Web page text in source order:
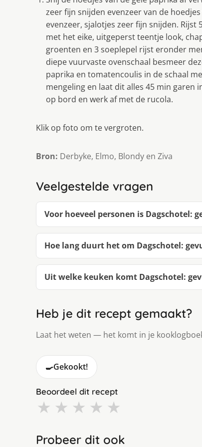
zeer fijn snijden evenzeer van de
evenzeer, sjalotjes zeer fijn snijden.
met het eike, uitgeperst teentje look,
groenten en 3 soeplepel rijst eronder
diepe vuurvaste ovenschaal besmeer
paprika en tomatencoulis in de schaal
mengeling en laat dit alles 45 min garen
op bord en werk af met de rucola.
Klik op foto om te vergroten.
Bron: Derbyke, Elmo, Blondy en Ziva
Veelgestelde vragen
Voor hoeveel personen is Dagschotel:
Hoe lang duurt het om Dagschotel:
Uit welke keuken komt Dagschotel:
Heb je dit recept gemaakt?
Laat het weten — het komt in je
🍳Gekookt!
Beoordeel dit recept
★ ★ ★ ★ ★
Probeer dit ook